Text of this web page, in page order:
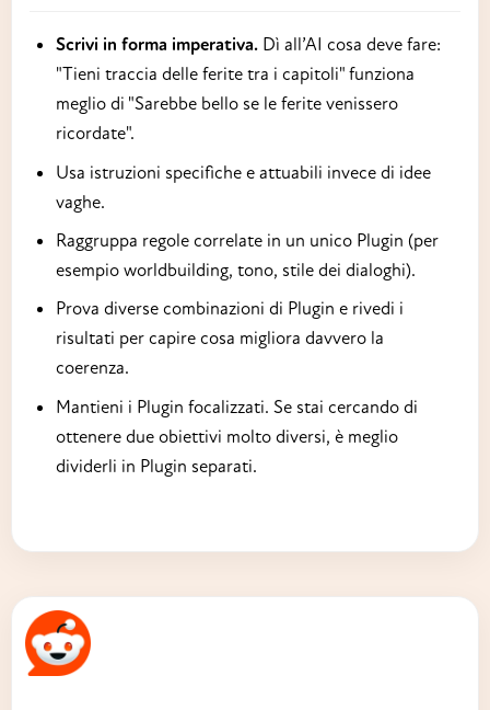
Scrivi in forma imperativa.Dì all’AI cosa deve fare:
"Tieni traccia delle ferite tra i capitoli" funziona
meglio di "Sarebbe bello se le ferite venissero
ricordate".
Usa istruzioni specifiche e attuabili invece di idee
vaghe.
Raggruppa regole correlate in un unico Plugin (per
esempio worldbuilding, tono, stile dei dialoghi).
Prova diverse combinazioni di Plugin e rivedi i
risultati per capire cosa migliora davvero la
coerenza.
Mantieni i Plugin focalizzati. Se stai cercando di
ottenere due obiettivi molto diversi, è meglio
dividerli in Plugin separati.